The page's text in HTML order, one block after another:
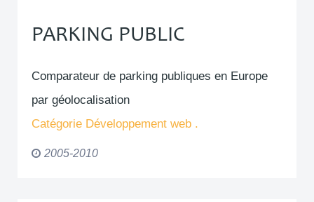
PARKING PUBLIC
Comparateur de parking publiques en Europe
par géolocalisation
Catégorie Développement web .
2005-2010